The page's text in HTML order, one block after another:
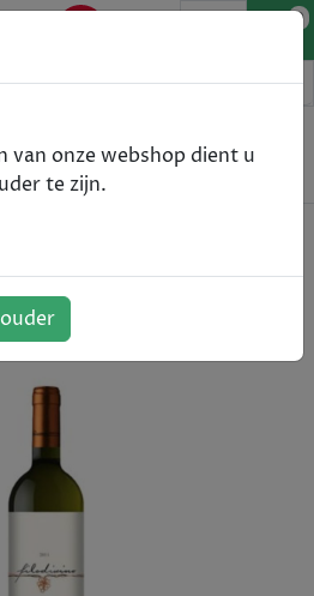
0
- wit - 2015 - 75cl
van onze webshop dient u
te zijn.